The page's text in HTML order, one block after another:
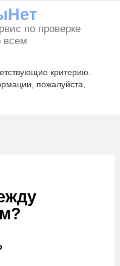
по проверке
всем
критерию.
пожалуйста,